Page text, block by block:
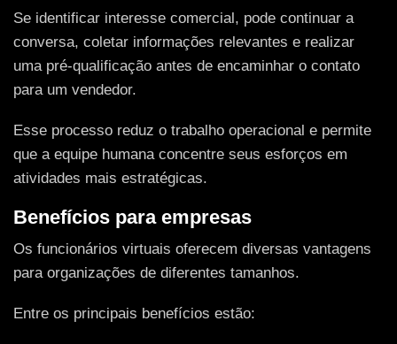
Se identificar interesse comercial, pode continuar a
conversa, coletar informações relevantes e realizar
uma pré-qualificação antes de encaminhar o contato
para um vendedor.
Esse processo reduz o trabalho operacional e permite
que a equipe humana concentre seus esforços em
atividades mais estratégicas.
Benefícios para empresas
Os funcionários virtuais oferecem diversas vantagens
para organizações de diferentes tamanhos.
Entre os principais benefícios estão: